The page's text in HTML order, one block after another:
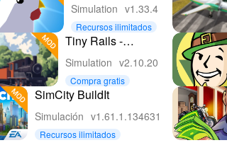
Simulation v1.33.4
Recursos ilimitados
Tiny Rails -
Magnate del tren
Simulation v2.10.20
Compra gratis
SimCity BuildIt
Simulación v1.61.1.134631
Recursos ilimitados